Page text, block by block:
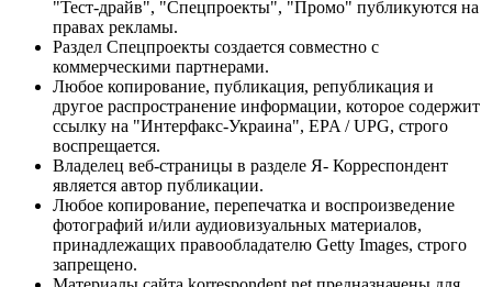
"Тест-драйв", "Спецпроекты", "Промо" публикуются на
правах рекламы.
Раздел Спецпроекты создается совместно с
коммерческими партнерами.
Любое копирование, публикация, републикация и
другое распространение информации, которое содержит
ссылку на "Интерфакс-Украина", EPA / UPG, строго
воспрещается.
Владелец веб-страницы в разделе Я- Корреспондент
является автор публикации.
Любое копирование, перепечатка и воспроизведение
фотографий и/или аудиовизуальных материалов,
принадлежащих правообладателю Getty Images, строго
запрещено.